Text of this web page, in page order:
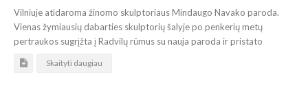
Vilniuje atidaroma žinomo skulptoriaus Mindaugo Navako paroda.
Vienas žymiausių dabarties skulptorių šalyje po penkerių metų
pertraukos sugrįžta į Radvilų rūmus su nauja paroda ir pristato
Skaityti daugiau